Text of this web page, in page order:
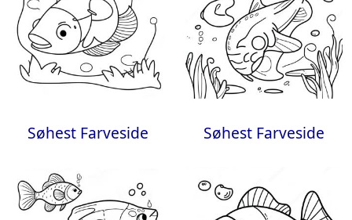
Søhest Farveside Søhest Farveside